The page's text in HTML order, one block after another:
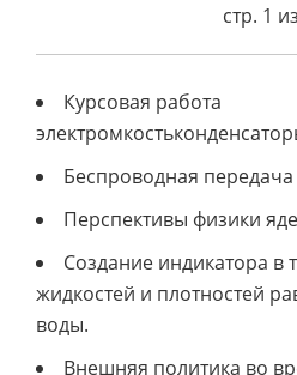
стр. 1
Курсовая работа
Беспроводная
Перспективы физики
Создание индикатора в
жидкостей и плотностей
воды.
Внешняя политика во